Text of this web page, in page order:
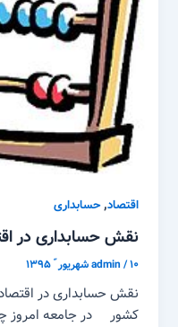
اقتصاد,حسابداری
نقش حسابداری در
admin/۱۰ شهریور ّ ۱۳۹۵
نقش حسابداری در
کشور در جامعه امروز